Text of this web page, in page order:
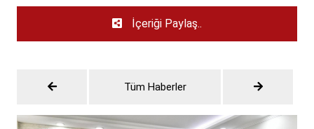
İçeriği Paylaş..
Tüm Haberler